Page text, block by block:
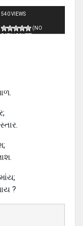
540 VIEWS
(NO
RATINGS YET)
?